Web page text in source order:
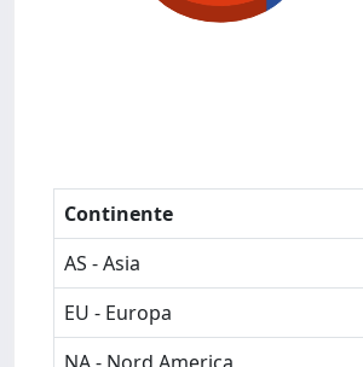
Continente
AS - Asia
EU - Europa